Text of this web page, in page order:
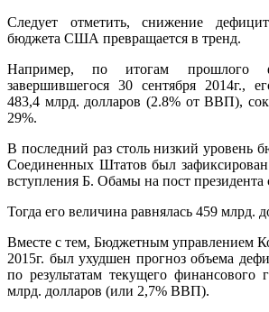
Следует отметить, снижение
бюджета США превращается в тренд.
Например, по итогам прошлого
завершившегося 30 сентября 2014г.,
483,4 млрд. долларов (2.8% от ВВП),
29%.
В последний раз столь низкий уровень
Соединенных Штатов был
вступления Б. Обамы на пост президента
Тогда его величина равнялась 459 млрд.
Вместе с тем, Бюджетным управлением
2015г. был ухудшен прогноз объема
по результатам текущего
млрд. долларов (или 2,7% ВВП).